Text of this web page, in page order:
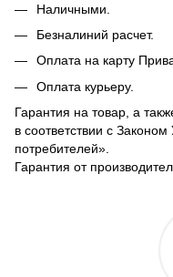
Наличными.
Безналиний расчет.
Оплата на карту
Оплата курьеру.
Гарантия на товар, а
в соответствии с
потребителей».
Гарантия от